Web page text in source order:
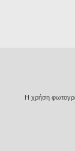
Η χρήση